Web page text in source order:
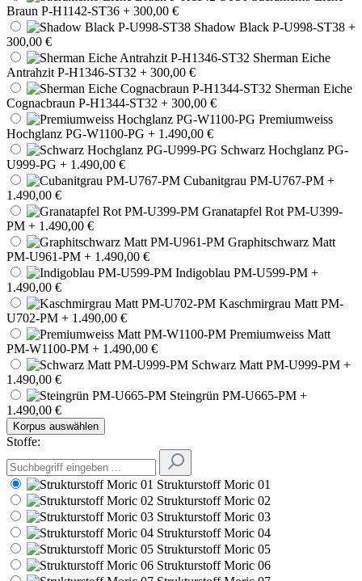
Braun P-H1142-ST36 + 300,00 €
Shadow Black P-U998-ST38 +
300,00 €
Sherman Eiche
Antrahzit P-H1346-ST32 + 300,00 €
Sherman Eiche
Cognacbraun P-H1344-ST32 + 300,00 €
Premiumweiss
Hochglanz PG-W1100-PG + 1.490,00 €
Schwarz Hochglanz PG-
U999-PG + 1.490,00 €
Cubanitgrau PM-U767-PM +
1.490,00 €
Granatapfel Rot PM-U399-
PM + 1.490,00 €
Graphitschwarz Matt
PM-U961-PM + 1.490,00 €
Indigoblau PM-U599-PM +
1.490,00 €
Kaschmirgrau Matt PM-
U702-PM + 1.490,00 €
Premiumweiss Matt
PM-W1100-PM + 1.490,00 €
Schwarz Matt PM-U999-PM +
1.490,00 €
Steingrün PM-U665-PM +
1.490,00 €
Korpus auswählen
Stoffe:
Strukturstoff Moric 01
Strukturstoff Moric 02
Strukturstoff Moric 03
Strukturstoff Moric 04
Strukturstoff Moric 05
Strukturstoff Moric 06